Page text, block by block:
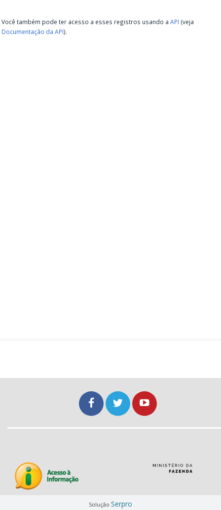
Você também pode ter acesso a esses registros usando a API (veja
Documentação da API).
Solução Serpro